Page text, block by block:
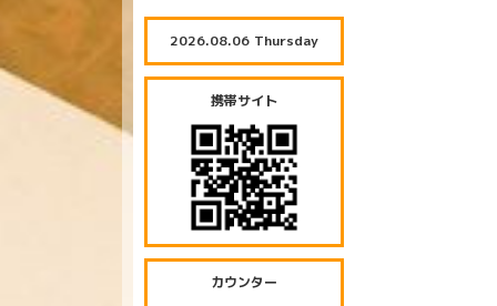
2026.08.06 Thursday
携帯サイト
カウンター